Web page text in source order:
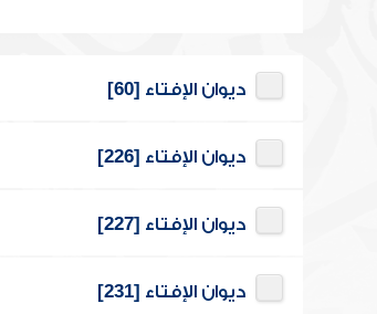
ديوان الإفتاء [60]
ديوان الإفتاء [226]
ديوان الإفتاء [227]
ديوان الإفتاء [231]